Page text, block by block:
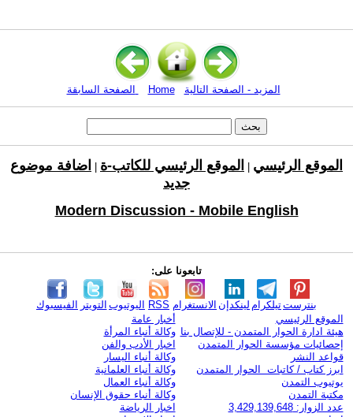
Home المزيد - الصفحة التالية
الموقع الرئيسي الموقع الرئيسي للكاتب-ة
اضافة موضوع
جديد
Modern Discussion - Mobile English
تابعونا على:
الفيسبوك التويتر اليوتيوب RSS الانستغرام لينكدإن تيلكرامبنترست
الموقع الرئيسي
هيئة ادارة الحوار المتمدن - للإتصال بنا
إحصائيات مؤسسة الحوار المتمدن
قواعد النشر
ابرز كتاب / كاتبات الحوار المتمدن
يوتيوب التمدن
مكتبة التمدن
عدد الزوار: 3,429,139,648
أخبار عامة
وكالة أنباء المرأة
اخبار الأدب والفن
وكالة أنباء اليسار
وكالة أنباء العلمانية
وكالة أنباء العمال
وكالة أنباء حقوق الإنسان
اخبار الرياضة